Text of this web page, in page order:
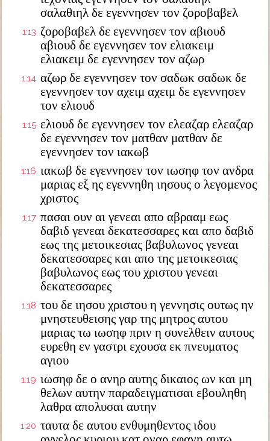
σαλαθιηλ δε εγεννησεν τον ζοροβαβελ
1:13 ζοροβαβελ δε εγεννησεν τον αβιουδ
αβιουδ δε εγεννησεν τον ελιακειμ
ελιακειμ δε εγεννησεν τον αζωρ
1:14 αζωρ δε εγεννησεν τον σαδωκ σαδωκ δε
εγεννησεν τον αχειμ αχειμ δε εγεννησεν
τον ελιουδ
1:15 ελιουδ δε εγεννησεν τον ελεαζαρ ελεαζαρ
δε εγεννησεν τον ματθαν ματθαν δε
εγεννησεν τον ιακωβ
1:16 ιακωβ δε εγεννησεν τον ιωσηφ τον ανδρα
μαριας εξ ης εγεννηθη ιησους ο λεγομενος
χριστος
1:17 πασαι ουν αι γενεαι απο αβρααμ εως
δαβιδ γενεαι δεκατεσσαρες και απο δαβιδ
εως της μετοικεσιας βαβυλωνος γενεαι
δεκατεσσαρες και απο της μετοικεσιας
βαβυλωνος εως του χριστου γενεαι
δεκατεσσαρες
1:18 του δε ιησου χριστου η γεννησις ουτως ην
μνηστευθεισης γαρ της μητρος αυτου
μαριας τω ιωσηφ πριν η συνελθειν αυτους
ευρεθη εν γαστρι εχουσα εκ πνευματος
αγιου
1:19 ιωσηφ δε ο ανηρ αυτης δικαιος ων και μη
θελων αυτην παραδειγματισαι εβουληθη
λαθρα απολυσαι αυτην
1:20 ταυτα δε αυτου ενθυμηθεντος ιδου